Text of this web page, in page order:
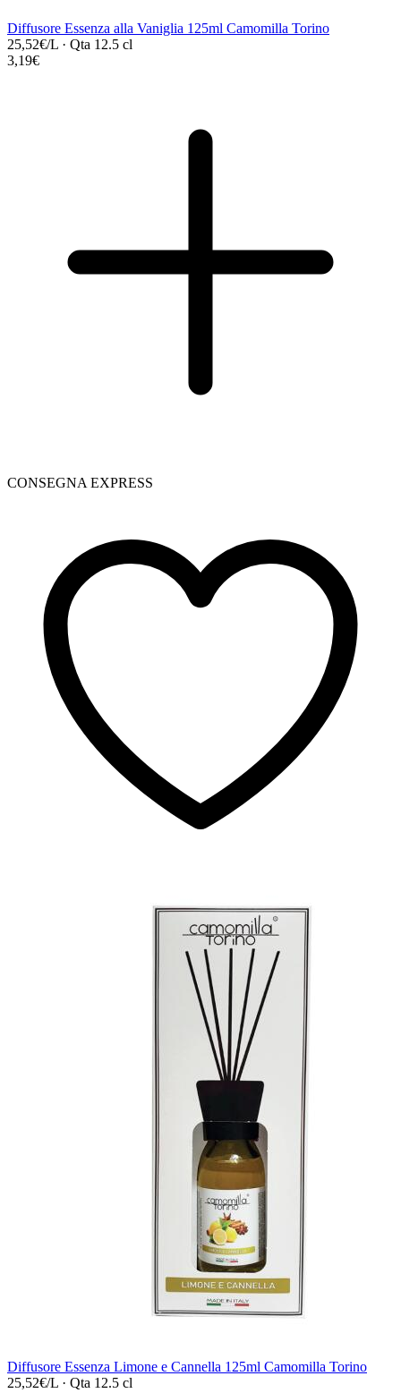
Diffusore Essenza alla Vaniglia 125ml Camomilla Torino
25,52€/L · Qta 12.5 cl
3,19€
CONSEGNA EXPRESS
Diffusore Essenza Limone e Cannella 125ml Camomilla Torino
25,52€/L · Qta 12.5 cl